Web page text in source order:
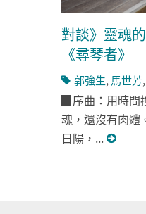
對談》靈魂
《尋琴者》
郭強生, 馬世芳,
▉序曲：用時間
魂，還沒有肉
日陽，...